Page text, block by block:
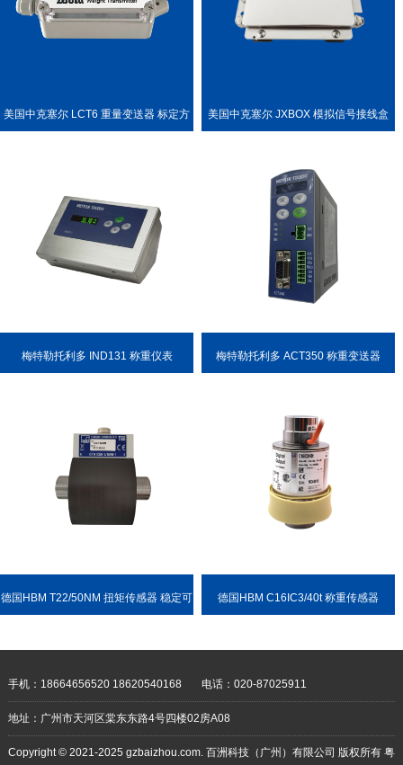
美国中克塞尔 LCT6 重量变送器 标定方 美国中克塞尔 JXBOX 模拟信号接线盒
梅特勒托利多 IND131 称重仪表 梅特勒托利多 ACT350 称重变送器
德国HBM T22/50NM 扭矩传感器 稳定可 德国HBM C16IC3/40t 称重传感器
手机：18664656520 18620540168 电话：020-87025911
地址：广州市天河区棠东东路4号四楼02房A08
Copyright © 2021-2025 gzbaizhou.com. 百洲科技（广州）有限公司 版权所有 粤